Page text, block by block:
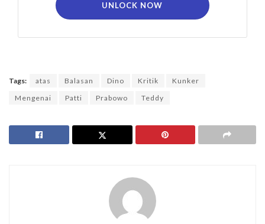
UNLOCK NOW
Tags: atas Balasan Dino Kritik
Kunker
Mengenai
Patti Prabowo Teddy